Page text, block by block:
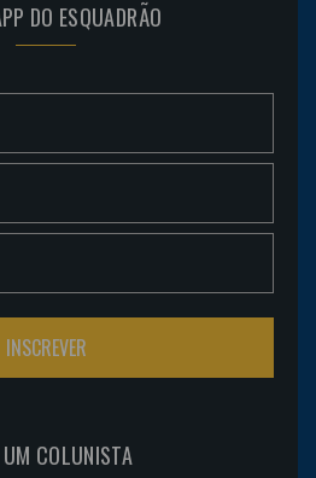
DO ESQUADRÃO
UM COLUNISTA